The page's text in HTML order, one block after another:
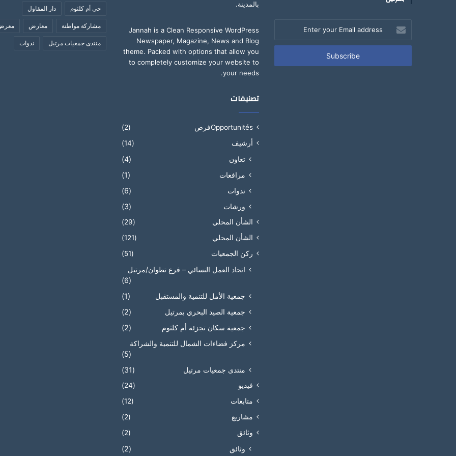
your
Email
بالمدينة.
Jannah is a Clean Responsive WordPress
Newspaper, Magazine, News and Blog
theme. Packed with options that allow you
to completely customize your website to
your needs.
تصنيفات
Opportunitésفرص
(2)
أرشيف
(14)
تعاون
(4)
مرافعات
(1)
ندوات
(6)
ورشات
(3)
الشأن المحلي
(29)
الشأن المحلي
(121)
ركن الجمعيات
(51)
اتحاد العمل النسائي – فرع تطوان/مرتيل
(6)
جمعية الأمل للتنمية والمستقبل
(1)
جمعية الصيد البحري بمرتيل
(2)
جمعية سكان تجزئة أم كلثوم
(2)
مركز فضاءات الشمال للتنمية والشراكة
(5)
منتدى جمعيات مرتيل
(31)
فيديو
(24)
متابعات
(12)
مشاريع
(2)
وثائق
(2)
وثائق (2)
حي أم كلثوم دار المقاول
مشاركة مواطنة معارض
منتدى جمعيات مرتيل ندوات